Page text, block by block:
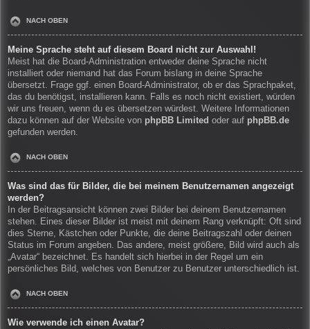
NACH OBEN
Meine Sprache steht auf diesem Board nicht zur Auswahl!
Meist hat die Board-Administration entweder deine Sprache nicht
installiert oder niemand hat das Forum bislang in deine Sprache
übersetzt. Frage ggf. einen Board-Administrator, ob er das Sprachpaket,
das du benötigst, installieren kann. Falls es noch nicht existiert, würden
wir uns freuen, wenn du es übersetzen würdest. Weitere Informationen
dazu können auf der Website von phpBB Limited oder auf phpBB.de
gefunden werden.
NACH OBEN
Was sind das für Bilder, die bei meinem Benutzernamen angezeigt
werden?
In der Beitragsansicht können zwei Bilder bei deinem Benutzernamen
stehen. Eines dieser Bilder ist meist mit deinem Rang verknüpft: Oft sind
dies Sterne, Kästchen oder Punkte, die deine Beitragszahl oder deinen
Status im Forum angeben. Das andere, meist größere, Bild wird auch als
„Avatar“ bezeichnet. Es handelt sich hierbei in der Regel um ein
persönliches Bild, welches von Benutzer zu Benutzer unterschiedlich ist.
NACH OBEN
Wie verwende ich einen Avatar?